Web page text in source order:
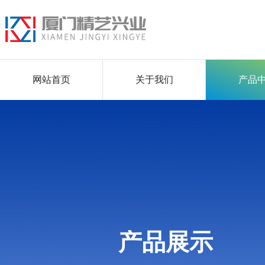
网站首页 关于我们 产品
产品展示